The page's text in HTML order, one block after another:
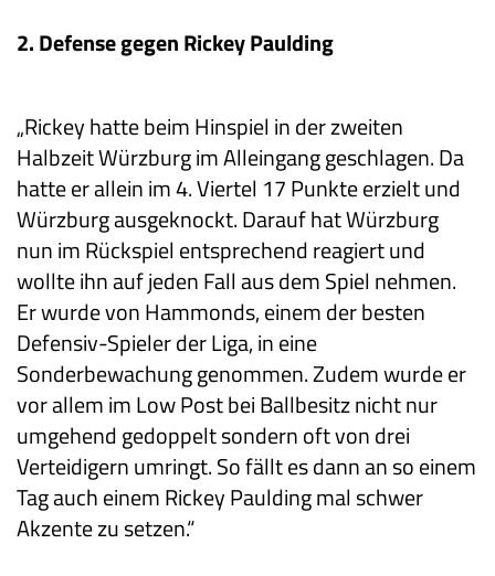
2. Defense gegen Rickey Paulding
„Rickey hatte beim Hinspiel in der zweiten
Halbzeit Würzburg im Alleingang geschlagen. Da
hatte er allein im 4. Viertel 17 Punkte erzielt und
Würzburg ausgeknockt. Darauf hat Würzburg
nun im Rückspiel entsprechend reagiert und
wollte ihn auf jeden Fall aus dem Spiel nehmen.
Er wurde von Hammonds, einem der besten
Defensiv-Spieler der Liga, in eine
Sonderbewachung genommen. Zudem wurde er
vor allem im Low Post bei Ballbesitz nicht nur
umgehend gedoppelt sondern oft von drei
Verteidigern umringt. So fällt es dann an so einem
Tag auch einem Rickey Paulding mal schwer
Akzente zu setzen.“